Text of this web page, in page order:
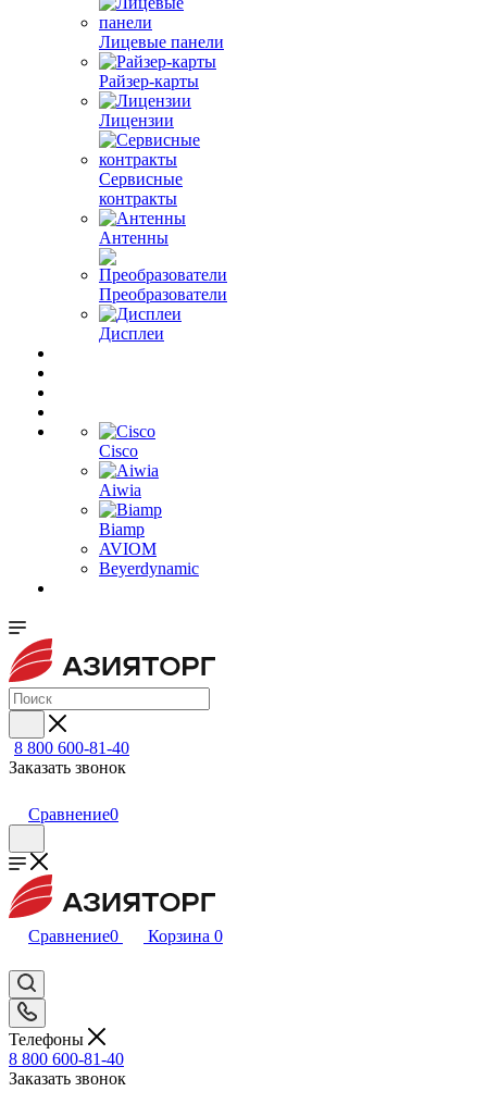
Лицевые панели
Райзер-карты
Лицензии
Сервисные
контракты
Антенны
Преобразователи
Дисплеи
Cisco
Aiwia
Biamp
AVIOM
Beyerdynamic
8 800 600-81-40
Заказать звонок
Сравнение0
Сравнение0 Корзина 0
Телефоны
8 800 600-81-40
Заказать звонок